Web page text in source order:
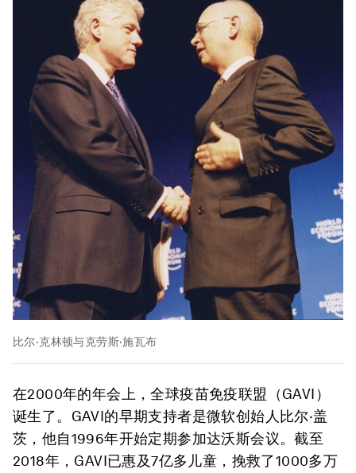
比尔·克林顿与克劳斯·施瓦布
在2000年的年会上，全球疫苗免疫联盟（GAVI）
诞生了。GAVI的早期支持者是微软创始人比尔·盖
茨，他自1996年开始定期参加达沃斯会议。截至
2018年，GAVI已惠及7亿多儿童，挽救了1000多万